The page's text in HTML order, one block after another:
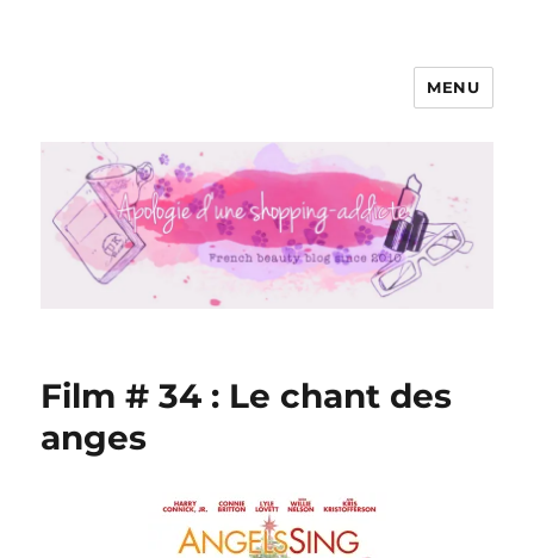
Apologie d'une Shopping-addicte
MENU
Film # 34 : Le chant des
anges